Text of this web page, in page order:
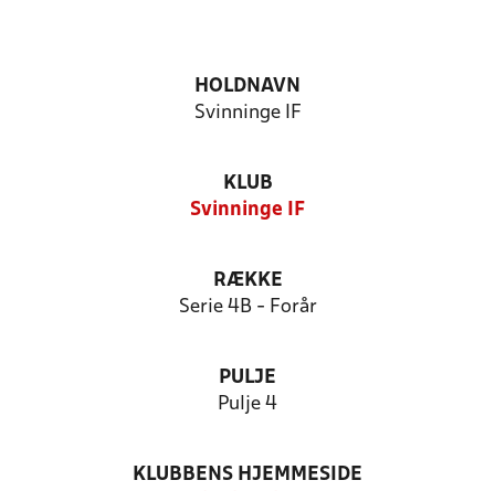
HOLDNAVN
Svinninge IF
KLUB
Svinninge IF
RÆKKE
Serie 4B - Forår
PULJE
Pulje 4
KLUBBENS HJEMMESIDE